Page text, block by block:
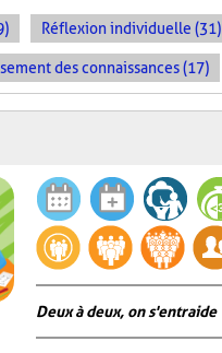
Réflexion individuelle (31)
des connaissances (17)
Deux à deux, on s'entraide